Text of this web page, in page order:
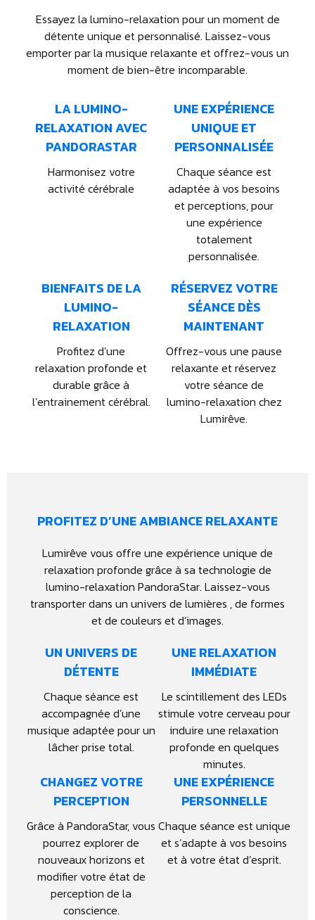
Essayez la lumino-relaxation pour un moment de
détente unique et personnalisé. Laissez-vous
emporter par la musique relaxante et offrez-vous un
moment de bien-être incomparable.
LA LUMINO-
RELAXATION AVEC
PANDORASTAR
Harmonisez votre
activité cérébrale
UNE EXPÉRIENCE
UNIQUE ET
PERSONNALISÉE
Chaque séance est
adaptée à vos besoins
et perceptions, pour
une expérience
totalement
personnalisée.
BIENFAITS DE LA
LUMINO-
RELAXATION
Profitez d’une
relaxation profonde et
durable grâce à
l’entrainement cérébral.
RÉSERVEZ VOTRE
SÉANCE DÈS
MAINTENANT
Offrez-vous une pause
relaxante et réservez
votre séance de
lumino-relaxation chez
Lumirêve.
PROFITEZ D’UNE AMBIANCE RELAXANTE
Lumirêve vous offre une expérience unique de
relaxation profonde grâce à sa technologie de
lumino-relaxation PandoraStar. Laissez-vous
transporter dans un univers de lumières , de formes
et de couleurs et d’images.
UN UNIVERS DE
DÉTENTE
Chaque séance est
accompagnée d’une
musique adaptée pour un
lâcher prise total.
UNE RELAXATION
IMMÉDIATE
Le scintillement des LEDs
stimule votre cerveau pour
induire une relaxation
profonde en quelques
minutes.
CHANGEZ VOTRE
PERCEPTION
Grâce à PandoraStar, vous
pourrez explorer de
nouveaux horizons et
modifier votre état de
perception de la
conscience.
UNE EXPÉRIENCE
PERSONNELLE
Chaque séance est unique
et s’adapte à vos besoins
et à votre état d’esprit.